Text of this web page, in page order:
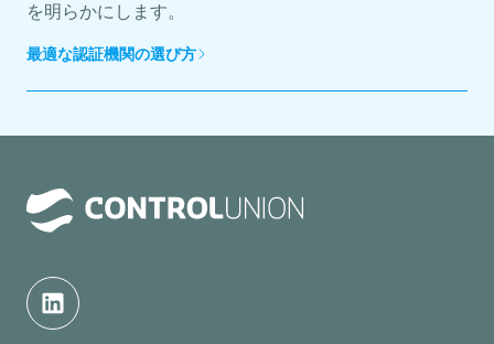
を明らかにします。
最適な認証機関の選び方